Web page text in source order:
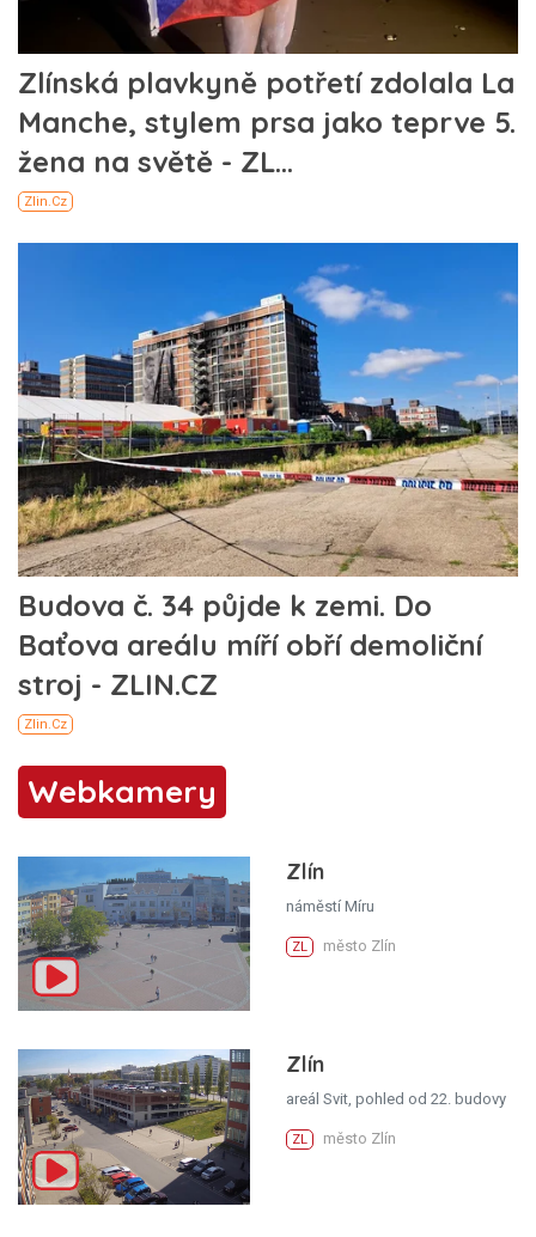
Webkamery
Zlín
náměstí Míru
ZL město Zlín
Zlín
areál Svit, pohled od 22. budovy
ZL město Zlín